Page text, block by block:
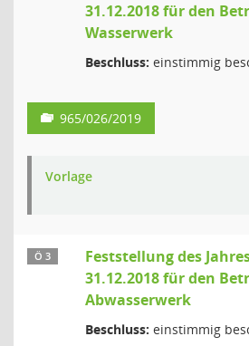
31.12.2018 für den
Wasserwerk
Beschluss: einstimmig
965/026/2019
Vorlage
Ö 3
Feststellung des
31.12.2018 für den
Abwasserwerk
Beschluss: einstimmig